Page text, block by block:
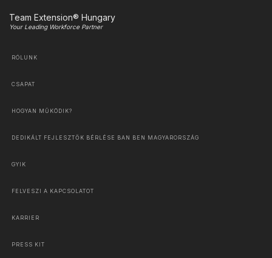
Team Extension® Hungary
Your Leading Workforce Partner
RÓLUNK
CSAPAT
HOGYAN MŰKÖDIK?
DEDIKÁLT FEJLESZTŐK BÉRLÉSE BAN BEN MAGYARORSZÁG
GYIK
FELVESZI A KAPCSOLATOT
KARRIER
PRESS KIT